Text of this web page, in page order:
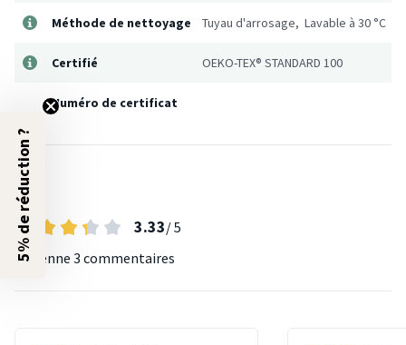
Méthode de nettoyage Tuyau d'arrosage, Lavable à 30 °C
Certifié OEKO-TEX® STANDARD 100
Numéro de certificat
Avis
3.33/ 5
Moyenne 3 commentaires
5% de réduction ?